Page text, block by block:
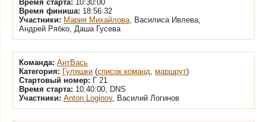
Время старта: 10:30:00
Время финиша: 18:56:32
Участники: Мария Михайлова, Василиса Ивлева,
Андрей Рябко, Даша Гусева
Команда: АнтВась
Категория: Гуляшки (список команд, маршрут)
Стартовый номер: Г 21
Время старта: 10:40:00, DNS
Участники: Anton Loginov, Василий Логинов